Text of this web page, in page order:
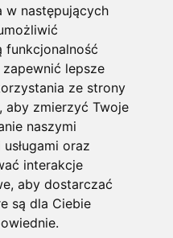
w następujących
funkcjonalność
lepsze
ze strony
, aby zmierzyć Twoje
naszymi
oraz
interakcje
, aby dostarczać
są dla Ciebie
.
– jak połączyć
dłużej niż do
2026 0